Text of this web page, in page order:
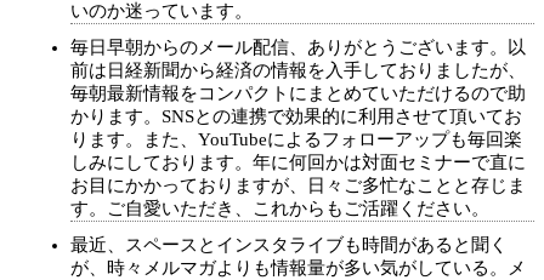
いのか迷っています。
毎日早朝からのメール配信、ありがとうございます。以
前は日経新聞から経済の情報を入手しておりましたが、
毎朝最新情報をコンパクトにまとめていただけるので助
かります。SNSとの連携で効果的に利用させて頂いてお
ります。また、YouTubeによるフォローアップも毎回楽
しみにしております。年に何回かは対面セミナーで直に
お目にかかっておりますが、日々ご多忙なことと存じま
す。ご自愛いただき、これからもご活躍ください。
最近、スペースとインスタライブも時間があると聞く
が、時々メルマガよりも情報量が多い気がしている。メ